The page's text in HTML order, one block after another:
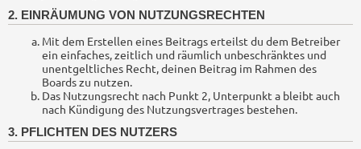
2. EINRÄUMUNG VON NUTZUNGSRECHTEN
Mit dem Erstellen eines Beitrags erteilst du dem Betreiber
ein einfaches, zeitlich und räumlich unbeschränktes und
unentgeltliches Recht, deinen Beitrag im Rahmen des
Boards zu nutzen.
Das Nutzungsrecht nach Punkt 2, Unterpunkt a bleibt auch
nach Kündigung des Nutzungsvertrages bestehen.
3. PFLICHTEN DES NUTZERS